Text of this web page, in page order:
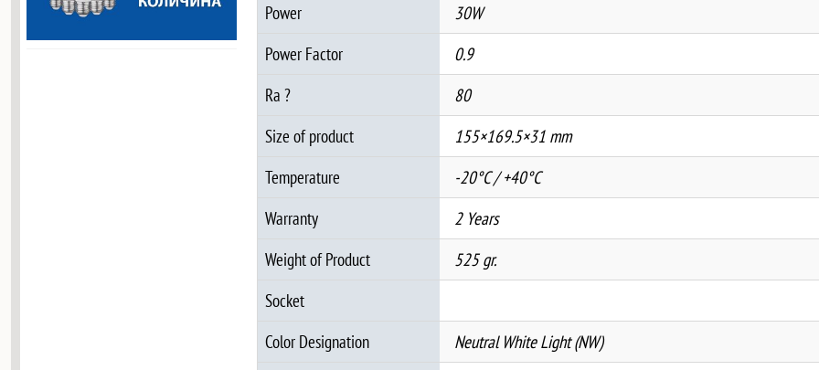
Power
30W
Power Factor
0.9
Ra ?
80
Size of product
155×169.5×31 mm
Temperature
-20°C / +40°C
Warranty
2 Years
Weight of Product
525 gr.
Socket
Color Designation
Neutral White Light (NW)